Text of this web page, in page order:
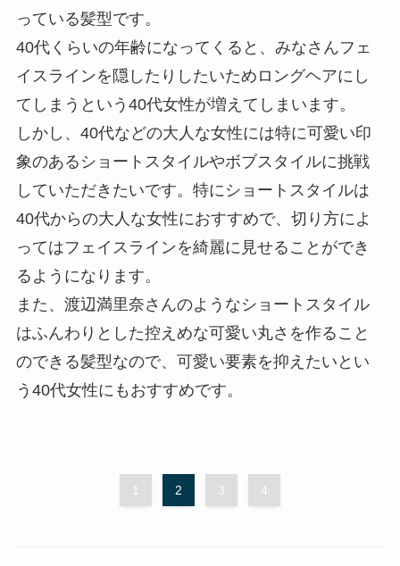
っている髪型です。
40代くらいの年齢になってくると、みなさんフェ
イスラインを隠したりしたいためロングヘアにし
てしまうという40代女性が増えてしまいます。
しかし、40代などの大人な女性には特に可愛い印
象のあるショートスタイルやボブスタイルに挑戦
していただきたいです。特にショートスタイルは
40代からの大人な女性におすすめで、切り方によ
ってはフェイスラインを綺麗に見せることができ
るようになります。
また、渡辺満里奈さんのようなショートスタイル
はふんわりとした控えめな可愛い丸さを作ること
のできる髪型なので、可愛い要素を抑えたいとい
う40代女性にもおすすめです。
1 2 3 4